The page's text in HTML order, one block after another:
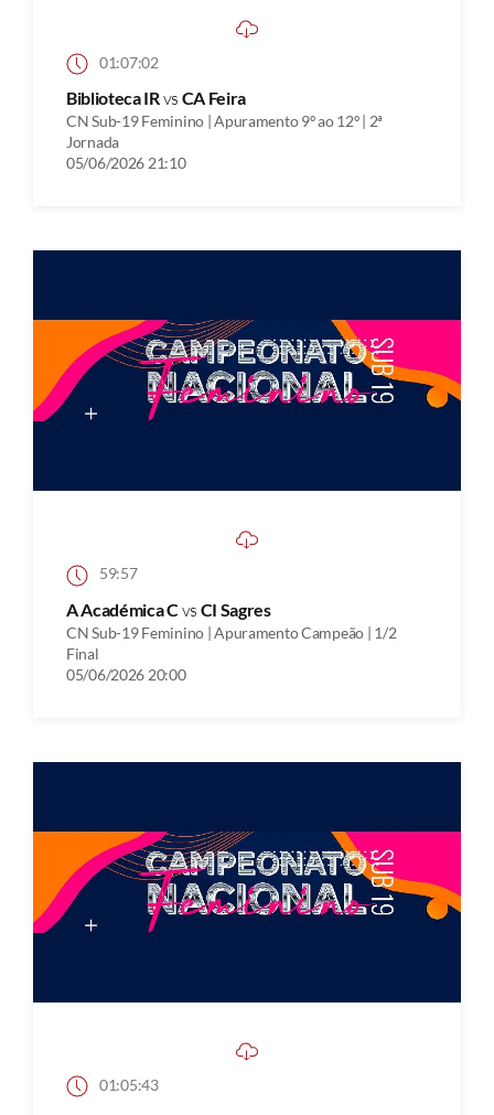
01:07:02
Biblioteca IRvs CA Feira
CN Sub-19 Feminino | Apuramento 9º ao 12º | 2ª
Jornada
05/06/2026 21:10
59:57
A Académica Cvs CI Sagres
CN Sub-19 Feminino | Apuramento Campeão | 1/2
Final
05/06/2026 20:00
01:05:43